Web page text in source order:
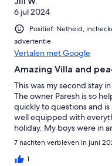
6 jul 2024
Positief: Netheid,
advertentie
Vertalen met Google
Amazing Villa and
This was my second stay
The owner Paresh is so
quickly to questions and
well equipped with
holiday. My boys were in
of shade when it gets a bit
relaxing and the perfect
family and friends. We will
7 nachten verbleven in juni
1